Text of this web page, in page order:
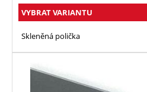
VYBRAT VARIANTU
Skleněná polička